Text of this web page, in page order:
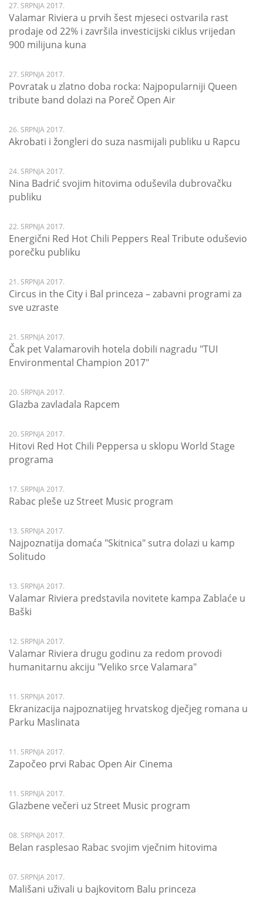
27. SRPNJA 2017.
Valamar Riviera u prvih šest mjeseci ostvarila rast
prodaje od 22% i završila investicijski ciklus vrijedan
900 milijuna kuna
27. SRPNJA 2017.
Povratak u zlatno doba rocka: Najpopularniji Queen
tribute band dolazi na Poreč Open Air
26. SRPNJA 2017.
Akrobati i žongleri do suza nasmijali publiku u Rapcu
24. SRPNJA 2017.
Nina Badrić svojim hitovima oduševila dubrovačku
publiku
22. SRPNJA 2017.
Energični Red Hot Chili Peppers Real Tribute oduševio
porečku publiku
21. SRPNJA 2017.
Circus in the City i Bal princeza – zabavni programi za
sve uzraste
21. SRPNJA 2017.
Čak pet Valamarovih hotela dobili nagradu "TUI
Environmental Champion 2017"
20. SRPNJA 2017.
Glazba zavladala Rapcem
20. SRPNJA 2017.
Hitovi Red Hot Chili Peppersa u sklopu World Stage
programa
17. SRPNJA 2017.
Rabac pleše uz Street Music program
13. SRPNJA 2017.
Najpoznatija domaća "Skitnica" sutra dolazi u kamp
Solitudo
13. SRPNJA 2017.
Valamar Riviera predstavila novitete kampa Zablaće u
Baški
12. SRPNJA 2017.
Valamar Riviera drugu godinu za redom provodi
humanitarnu akciju "Veliko srce Valamara"
11. SRPNJA 2017.
Ekranizacija najpoznatijeg hrvatskog dječjeg romana u
Parku Maslinata
11. SRPNJA 2017.
Započeo prvi Rabac Open Air Cinema
11. SRPNJA 2017.
Glazbene večeri uz Street Music program
08. SRPNJA 2017.
Belan rasplesao Rabac svojim vječnim hitovima
07. SRPNJA 2017.
Mališani uživali u bajkovitom Balu princeza